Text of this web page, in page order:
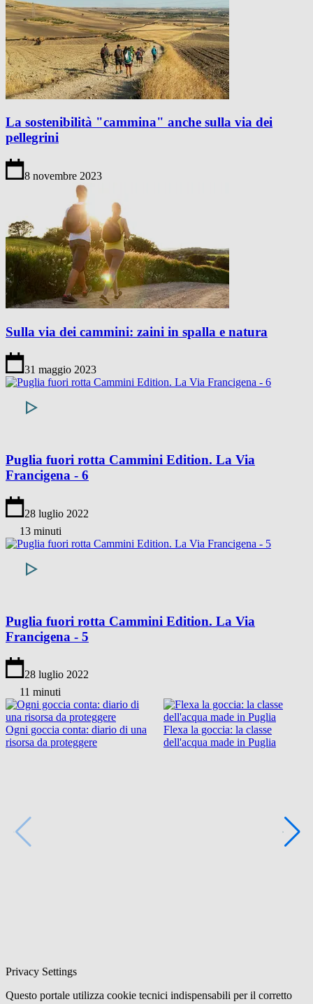
La sostenibilità "cammina" anche sulla via dei
pellegrini
8 novembre 2023
Sulla via dei cammini: zaini in spalla e natura
31 maggio 2023
Puglia fuori rotta Cammini Edition. La Via
Francigena - 6
28 luglio 2022
13 minuti
Puglia fuori rotta Cammini Edition. La Via
Francigena - 5
28 luglio 2022
11 minuti
Ogni goccia conta: diario di una
risorsa da proteggere
Flexa la goccia: la classe
dell'acqua made in Puglia
Privacy Settings
Questo portale utilizza cookie tecnici indispensabili per il corretto